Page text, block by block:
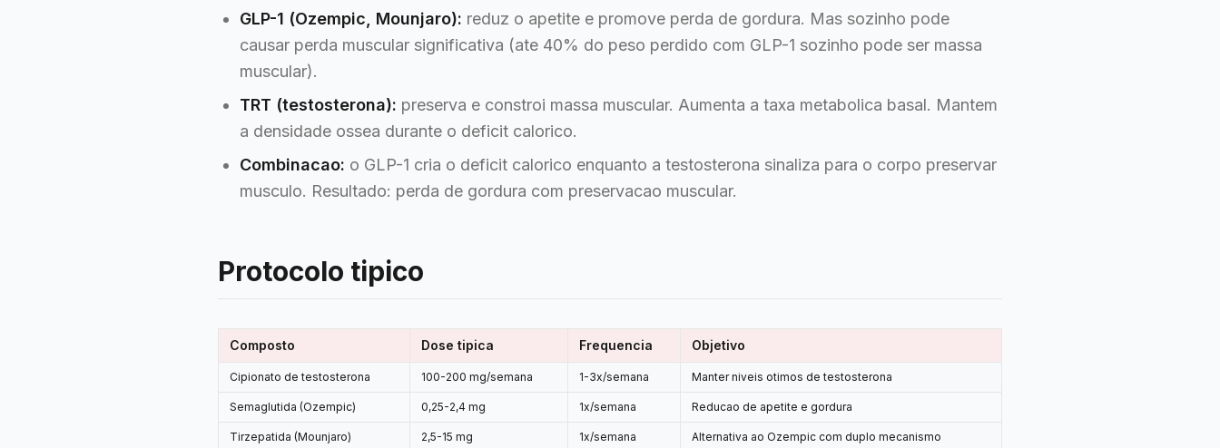
GLP-1 (Ozempic, Mounjaro): reduz o apetite e promove perda de gordura. Mas sozinho pode
causar perda muscular significativa (ate 40% do peso perdido com GLP-1 sozinho pode ser massa
muscular).
TRT (testosterona): preserva e constroi massa muscular. Aumenta a taxa metabolica basal. Mantem
a densidade ossea durante o deficit calorico.
Combinacao: o GLP-1 cria o deficit calorico enquanto a testosterona sinaliza para o corpo preservar
musculo. Resultado: perda de gordura com preservacao muscular.
Protocolo tipico
Composto Dose tipica Frequencia Objetivo
Cipionato de testosterona 100-200 mg/semana 1-3x/semana Manter niveis otimos de testosterona
Semaglutida (Ozempic) 0,25-2,4 mg 1x/semana Reducao de apetite e gordura
Tirzepatida (Mounjaro) 2,5-15 mg 1x/semana Alternativa ao Ozempic com duplo mecanismo